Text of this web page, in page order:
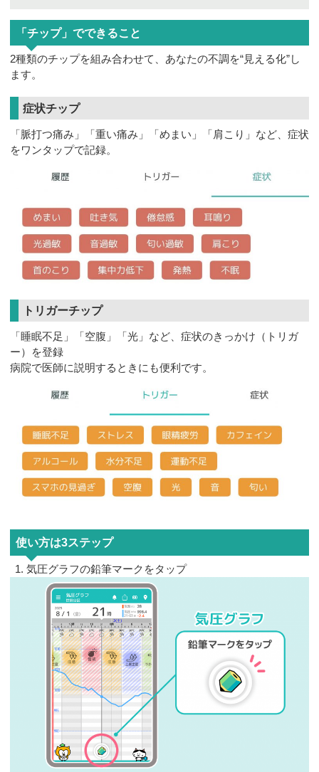
「チップ」でできること
2種類のチップを組み合わせて、あなたの不調を“見える化”し
ます。
症状チップ
「脈打つ痛み」「重い痛み」「めまい」「肩こり」など、症状
をワンタップで記録。
トリガーチップ
「睡眠不足」「空腹」「光」など、症状のきっかけ（トリガ
ー）を登録
病院で医師に説明するときにも便利です。
使い方は3ステップ
気圧グラフの鉛筆マークをタップ